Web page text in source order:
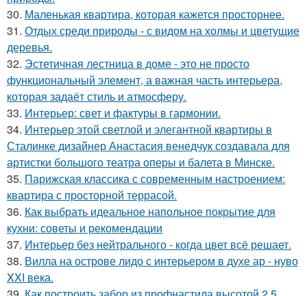
30. Маленькая квартира, которая кажется просторнее.
31. Отдых среди природы - с видом на холмы и цветущие
деревья.
32. Эстетичная лестница в доме - это не просто
функциональный элемент, а важная часть интерьера,
которая задаёт стиль и атмосферу.
33. Интерьер: свет и фактуры в гармонии.
34. Интерьер этой светлой и элегантной квартиры в
Сталинке дизайнер Анастасия венедчук создавала для
артистки большого театра оперы и балета в Минске.
35. Парижская классика с современным настроением:
квартира с просторной террасой.
36. Как выбрать идеальное напольное покрытие для
кухни: советы и рекомендации
37. Интерьер без нейтрального - когда цвет всё решает.
38. Вилла на острове лидо с интерьером в духе ар - нуво
XXI века.